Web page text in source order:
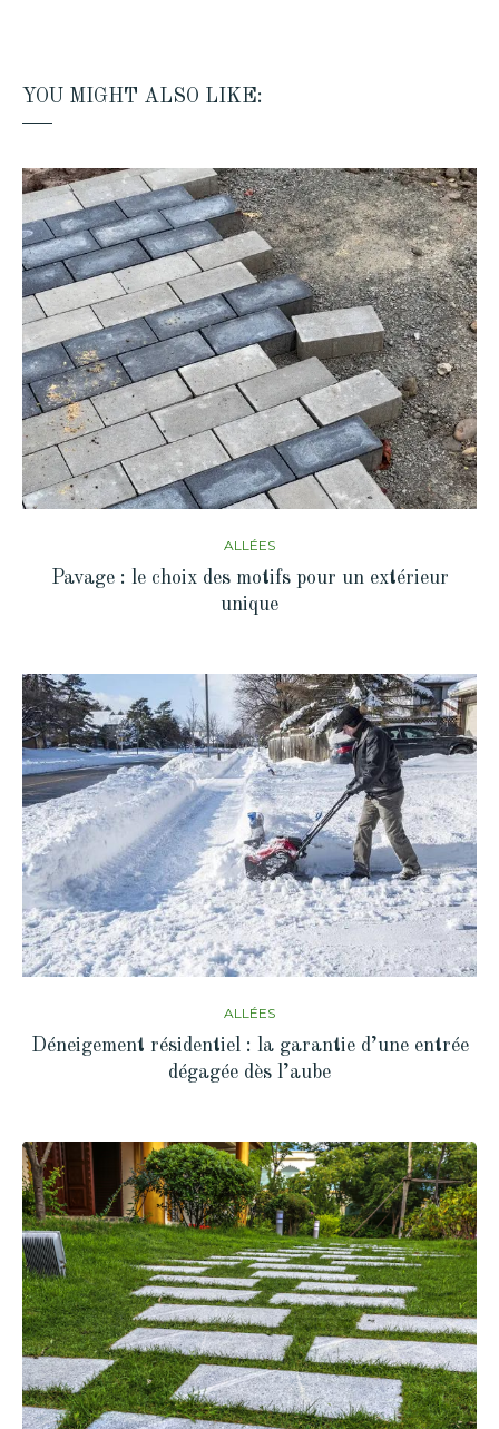
YOU MIGHT ALSO LIKE:
ALLÉES
Pavage : le choix des motifs pour un extérieur
unique
ALLÉES
Déneigement résidentiel : la garantie d’une entrée
dégagée dès l’aube